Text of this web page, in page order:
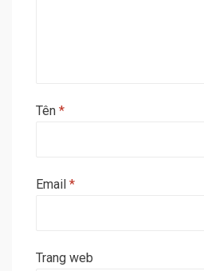
Tên *
Email *
Trang web